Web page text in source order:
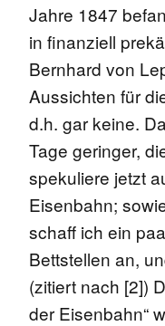
Jahre 1847
in finanziell
Bernhard von
Aussichten für
d.h. gar keine.
Tage geringer,
spekuliere jetzt
Eisenbahn;
schaff ich ein
Bettstellen an,
(zitiert nach [2])
der Eisenbahn“